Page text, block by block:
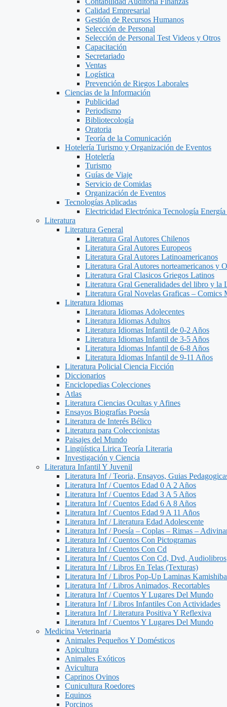
Calidad Empresarial
Gestión de Recursos Humanos
Selección de Personal
Selección de Personal Test Videos y Otros
Capacitación
Secretariado
Ventas
Logística
Prevención de Riegos Laborales
Ciencias de la Información
Publicidad
Periodismo
Bibliotecología
Oratoria
Teoría de la Comunicación
Hotelería Turismo y Organización de Eventos
Hotelería
Turismo
Guías de Viaje
Servicio de Comidas
Organización de Eventos
Tecnologías Aplicadas
Electricidad Electrónica Tecnología Energía
Literatura
Literatura General
Literatura Gral Autores Chilenos
Literatura Gral Autores Europeos
Literatura Gral Autores Latinoamericanos
Literatura Gral Autores norteamericanos y
Literatura Gral Clasicos Griegos Latinos
Literatura Gral Generalidades del libro y la
Literatura Gral Novelas Graficas – Comics
Literatura Idiomas
Literatura Idiomas Adolecentes
Literatura Idiomas Adultos
Literatura Idiomas Infantil de 0-2 Años
Literatura Idiomas Infantil de 3-5 Años
Literatura Idiomas Infantil de 6-8 Años
Literatura Idiomas Infantil de 9-11 Años
Literatura Policial Ciencia Ficción
Diccionarios
Enciclopedias Colecciones
Atlas
Literatura Ciencias Ocultas y Afines
Ensayos Biografías Poesía
Literatura de Interés Bélico
Literatura para Coleccionistas
Paisajes del Mundo
Lingüística Lirica Teoría Literaria
Investigación y Ciencia
Literatura Infantil Y Juvenil
Literatura Inf / Teoria, Ensayos, Guias
Literatura Inf / Cuentos Edad 0 A 2 Años
Literatura Inf / Cuentos Edad 3 A 5 Años
Literatura Inf / Cuentos Edad 6 A 8 Años
Literatura Inf / Cuentos Edad 9 A 11 Años
Literatura Inf / Literatura Edad Adolescente
Literatura Inf / Poesía – Coplas – Rimas –
Literatura Inf / Cuentos Con Pictogramas
Literatura Inf / Cuentos Con Cd
Literatura Inf / Cuentos Con Cd, Dvd, Audiolibros
Literatura Inf / Libros En Telas (Texturas)
Literatura Inf / Libros Pop-Up Laminas
Literatura Inf / Libros Animados, Recortables
Literatura Inf / Cuentos Y Lugares Del Mundo
Literatura Inf / Libros Infantiles Con Actividades
Literatura Inf / Literatura Positiva Y Reflexiva
Literatura Inf / Cuentos Y Lugares Del Mundo
Medicina Veterinaria
Animales Pequeños Y Domésticos
Apicultura
Animales Exóticos
Avicultura
Caprinos Ovinos
Cunicultura Roedores
Equinos
Porcinos